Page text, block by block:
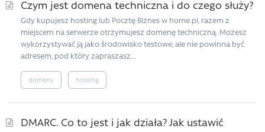
Czym jest domena techniczna i do czego służy?
Gdy kupujesz hosting lub Pocztę Biznes w home.pl, razem z
miejscem na serwerze otrzymujesz domenę techniczną. Możesz
wykorzystywać ją jako środowisko testowe, ale nie powinna być
adresem, pod który zapraszasz...
domeny hosting
DMARC. Co to jest i jak działa? Jak ustawić